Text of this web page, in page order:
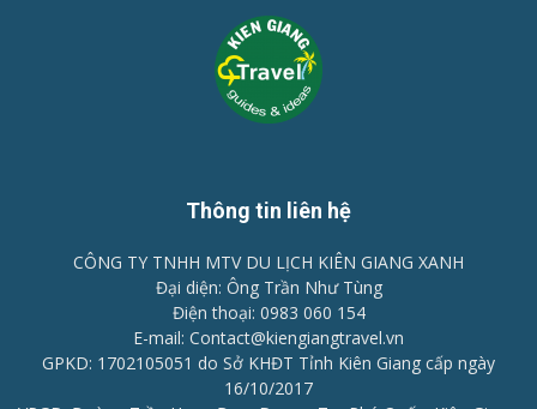
Thông tin liên hệ
CÔNG TY TNHH MTV DU LỊCH KIÊN GIANG XANH
Đại diện: Ông Trần Như Tùng
Điện thoại: 0983 060 154
E-mail: Contact@kiengiangtravel.vn
GPKD: 1702105051 do Sở KHĐT Tỉnh Kiên Giang cấp ngày
16/10/2017